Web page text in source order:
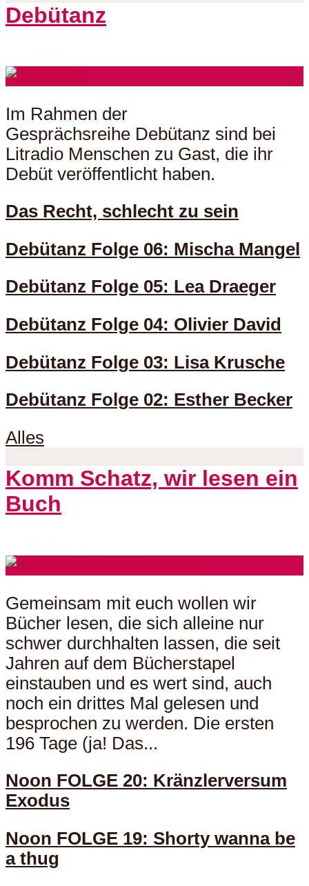
Debütanz
Im Rahmen der
Gesprächsreihe Debütanz sind bei
Litradio Menschen zu Gast, die ihr
Debüt veröffentlicht haben.
Das Recht, schlecht zu sein
Debütanz Folge 06: Mischa Mangel
Debütanz Folge 05: Lea Draeger
Debütanz Folge 04: Olivier David
Debütanz Folge 03: Lisa Krusche
Debütanz Folge 02: Esther Becker
Alles
Komm Schatz, wir lesen ein
Buch
Gemeinsam mit euch wollen wir
Bücher lesen, die sich alleine nur
schwer durchhalten lassen, die seit
Jahren auf dem Bücherstapel
einstauben und es wert sind, auch
noch ein drittes Mal gelesen und
besprochen zu werden. Die ersten
196 Tage (ja! Das...
Noon FOLGE 20: Kränzlerversum
Exodus
Noon FOLGE 19: Shorty wanna be
a thug